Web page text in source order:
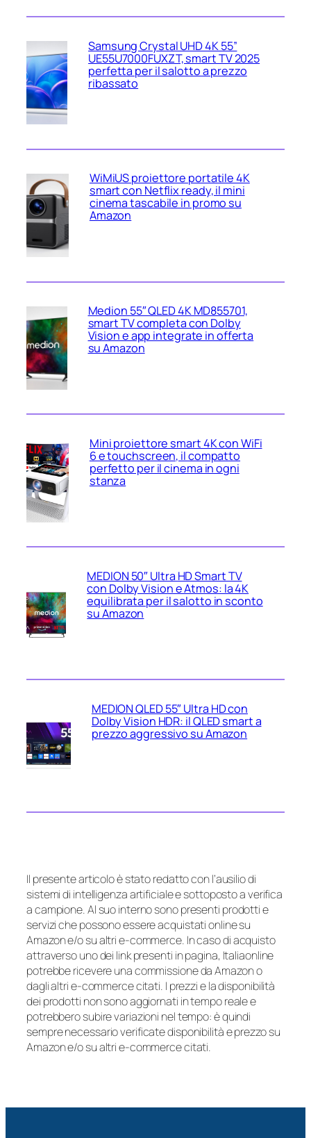
Samsung Crystal UHD 4K 55”
UE55U7000FUXZT, smart TV 2025
perfetta per il salotto a prezzo
ribassato
WiMiUS proiettore portatile 4K
smart con Netflix ready, il mini
cinema tascabile in promo su
Amazon
Medion 55″ QLED 4K MD855701,
smart TV completa con Dolby
Vision e app integrate in offerta
su Amazon
Mini proiettore smart 4K con WiFi
6 e touchscreen, il compatto
perfetto per il cinema in ogni
stanza
MEDION 50″ Ultra HD Smart TV
con Dolby Vision e Atmos: la 4K
equilibrata per il salotto in sconto
su Amazon
MEDION QLED 55″ Ultra HD con
Dolby Vision HDR: il QLED smart a
prezzo aggressivo su Amazon
Il presente articolo è stato redatto con l’ausilio di
sistemi di intelligenza artificiale e sottoposto a verifica
a campione. Al suo interno sono presenti prodotti e
servizi che possono essere acquistati online su
Amazon e/o su altri e-commerce. In caso di acquisto
attraverso uno dei link presenti in pagina, Italiaonline
potrebbe ricevere una commissione da Amazon o
dagli altri e-commerce citati. I prezzi e la disponibilità
dei prodotti non sono aggiornati in tempo reale e
potrebbero subire variazioni nel tempo: è quindi
sempre necessario verificate disponibilità e prezzo su
Amazon e/o su altri e-commerce citati.